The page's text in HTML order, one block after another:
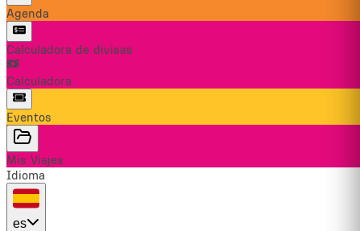
Agenda
Calculadora de divisas
Calculadora
Eventos
Mis Viajes
Idioma
es